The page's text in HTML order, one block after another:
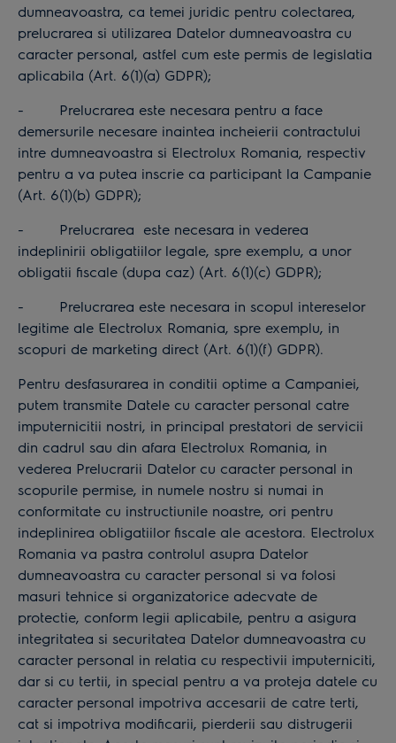
dumneavoastra, ca temei juridic pentru colectarea,
prelucrarea si utilizarea Datelor dumneavoastra cu
caracter personal, astfel cum este permis de legislatia
aplicabila (Art. 6(1)(a) GDPR);
- Prelucrarea este necesara pentru a face
demersurile necesare inaintea incheierii contractului
intre dumneavoastra si Electrolux Romania, respectiv
pentru a va putea inscrie ca participant la Campanie
(Art. 6(1)(b) GDPR);
- Prelucrarea este necesara in vederea
indeplinirii obligatiilor legale, spre exemplu, a unor
obligatii fiscale (dupa caz) (Art. 6(1)(c) GDPR);
- Prelucrarea este necesara in scopul intereselor
legitime ale Electrolux Romania, spre exemplu, in
scopuri de marketing direct (Art. 6(1)(f) GDPR).
Pentru desfasurarea in conditii optime a Campaniei,
putem transmite Datele cu caracter personal catre
imputernicitii nostri, in principal prestatori de servicii
din cadrul sau din afara Electrolux Romania, in
vederea Prelucrarii Datelor cu caracter personal in
scopurile permise, in numele nostru si numai in
conformitate cu instructiunile noastre, ori pentru
indeplinirea obligatiilor fiscale ale acestora. Electrolux
Romania va pastra controlul asupra Datelor
dumneavoastra cu caracter personal si va folosi
masuri tehnice si organizatorice adecvate de
protectie, conform legii aplicabile, pentru a asigura
integritatea si securitatea Datelor dumneavoastra cu
caracter personal in relatia cu respectivii imputerniciti,
dar si cu tertii, in special pentru a va proteja datele cu
caracter personal impotriva accesarii de catre terti,
cat si impotriva modificarii, pierderii sau distrugerii